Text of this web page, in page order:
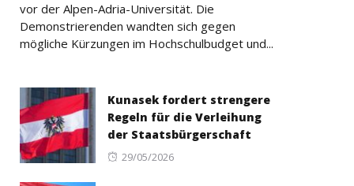
vor der Alpen-Adria-Universität. Die
Demonstrierenden wandten sich gegen
mögliche Kürzungen im Hochschulbudget und...
Kunasek fordert strengere
Regeln für die Verleihung
der Staatsbürgerschaft
Posted
29/05/2026